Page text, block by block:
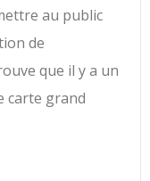
au public
de
que il y a un
carte grand